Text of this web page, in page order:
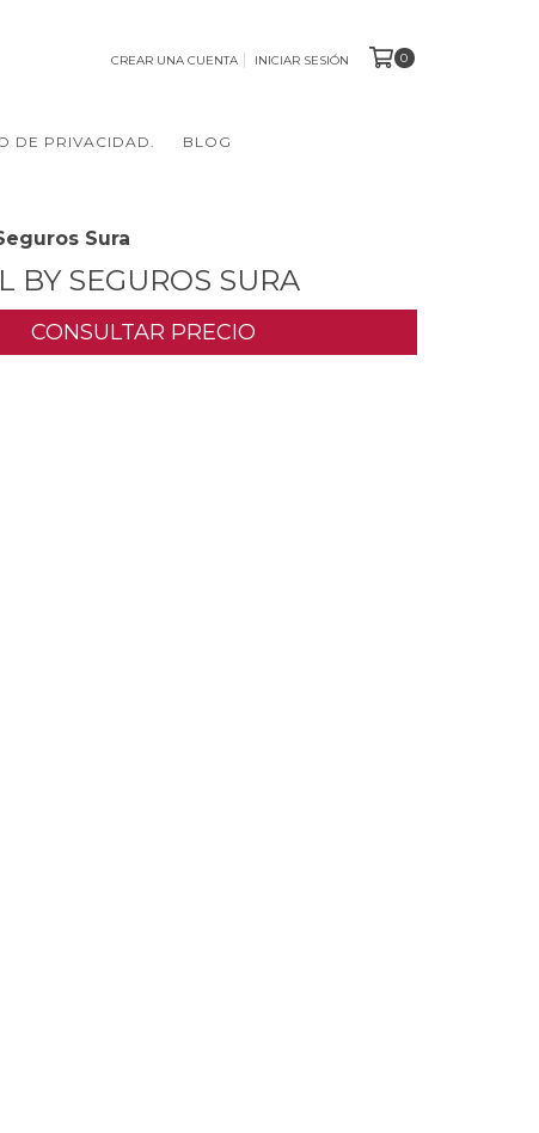
CREAR UNA CUENTA INICIAR SESIÓN 0
DE PRIVACIDAD. BLOG
Sura
BY SEGUROS SURA